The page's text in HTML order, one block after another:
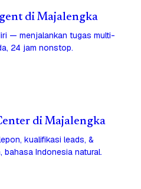
di Majalengka
— menjalankan tugas multi-
24 jam nonstop.
di Majalengka
kualifikasi leads, &
Indonesia natural.